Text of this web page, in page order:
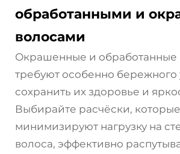
обработанными и
волосами
Окрашенные и обработанные
требуют особенно бережного
сохранить их здоровье и
Выбирайте расчёски, которые
минимизируют нагрузку на
волоса, эффективно